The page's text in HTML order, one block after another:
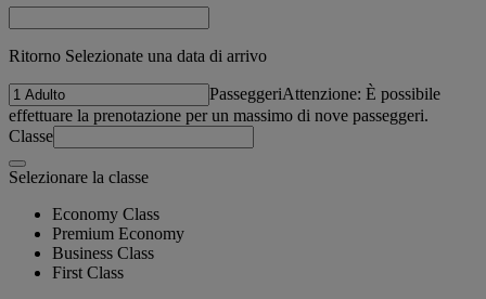
Ritorno Selezionate una data di arrivo
PasseggeriAttenzione: È possibile
effettuare la prenotazione per un massimo di nove passeggeri.
Classe
Selezionare la classe
Economy Class
Premium Economy
Business Class
First Class